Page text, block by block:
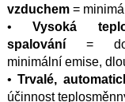
vzduchem=
•Vysoká
spalování =
minimální emise,
•Trvalé,
účinnost